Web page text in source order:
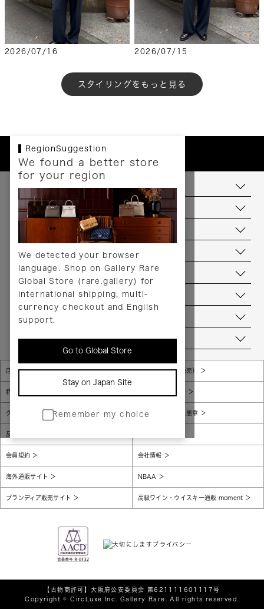
2026/07/16 2026/07/15
もっと見る
RegionSuggestion
We found a better store
for your region
We detected your browser
language. Shop on Gallery Rare
Global Store (rare.gallery) for
international shipping, multi-
currency checkout and English
support.
Go to Global Store
Stay on Japan Site
Remember my choice
お支払いについて
配送について
送料について
返品について
ヘルプ
お問い合わせ
当店について
店舗一覧 販売規約（店頭販売）
特定商取引法に基づく表示 個人情報保護方針
グローバルプライバシーポリシー コンプライアンス憲章
反社会的勢力に対する基本方針
会員規約 会社情報
海外通販サイト NBAA
ブランディア販売サイト 高級ワイン・ウイスキー通販 moment
【古物商許可】大阪府公安委員会 第621111601117号
Copyright © CircLuxe Inc. Gallery Rare. All rights reserved.